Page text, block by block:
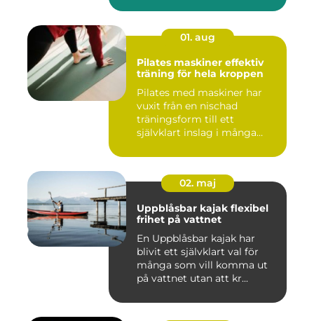
01. aug
Pilates maskiner effektiv
träning för hela kroppen
Pilates med maskiner har
vuxit från en nischad
träningsform till ett
självklart inslag i många
02. maj
Uppblåsbar kajak flexibel
frihet på vattnet
En Uppblåsbar kajak har
blivit ett självklart val för
många som vill komma ut
på vattnet utan att kr...